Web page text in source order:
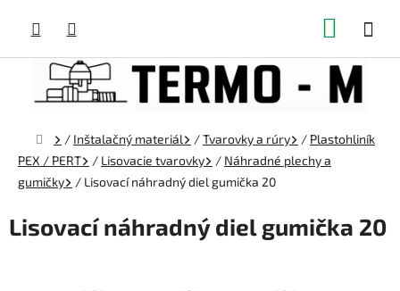
obsah
Domov
/ Inštalačný materiál /Tvarovky a rúry / Plastohliník
PEX / PERT
/ Lisovacie tvarovky / Náhradné plechy a
gumičky
/ Lisovací náhradný diel gumička 20
Lisovací náhradný diel gumička 20